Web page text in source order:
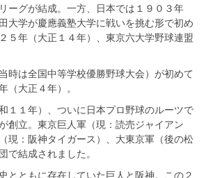
ーグが結成。一方、日本では１９０３年
大学が慶應義塾大学に戦いを挑む形で初め
５年（大正１４年）、東京六大学野球連盟
時は全国中等学校優勝野球大会）が初めて
（大正４年）。
１１年）、ついに日本プロ野球のルーツで
創立。東京巨人軍（現：読売ジャイアン
現：阪神タイガース）、大東京軍（後の松
で結成されました。
とともに存在していた巨人と阪神。この２